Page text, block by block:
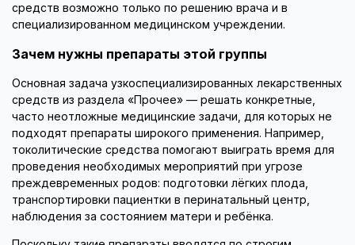
средств возможно только по решению врача и в
специализированном медицинском учреждении.
Зачем нужны препараты этой группы
Основная задача узкоспециализированных лекарственных
средств из раздела «Прочее» — решать конкретные,
часто неотложные медицинские задачи, для которых не
подходят препараты широкого применения. Например,
токолитические средства помогают выиграть время для
проведения необходимых мероприятий при угрозе
преждевременных родов: подготовки лёгких плода,
транспортировки пациентки в перинатальный центр,
наблюдения за состоянием матери и ребёнка.